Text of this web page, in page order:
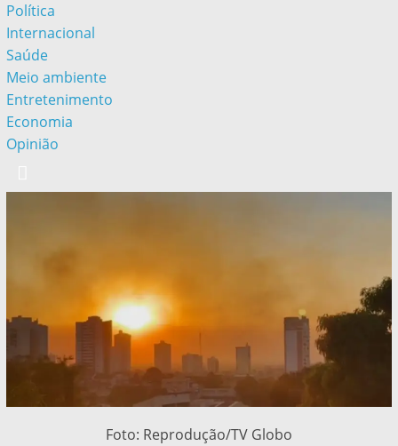
Política
Internacional
Saúde
Meio ambiente
Entretenimento
Economia
Opinião
Foto: Reprodução/TV Globo